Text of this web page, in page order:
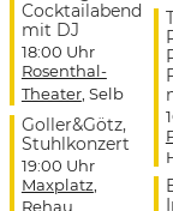
Cocktailabend
mit DJ
18:00 Uhr
Rosenthal-
Theater, Selb
Goller&Götz,
Stuhlkonzert
19:00 Uhr
Maxplatz
Rehau